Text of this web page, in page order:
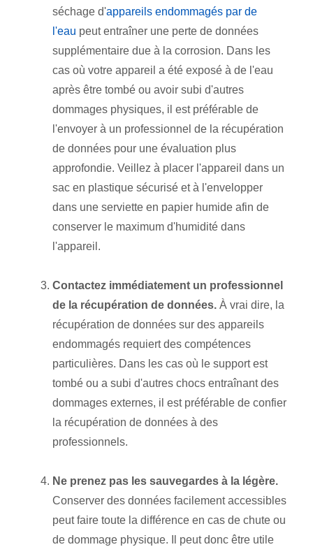
séchage d'appareils endommagés par de
l'eau peut entraîner une perte de données
supplémentaire due à la corrosion. Dans les
cas où votre appareil a été exposé à de l'eau
après être tombé ou avoir subi d'autres
dommages physiques, il est préférable de
l'envoyer à un professionnel de la récupération
de données pour une évaluation plus
approfondie. Veillez à placer l'appareil dans un
sac en plastique sécurisé et à l'envelopper
dans une serviette en papier humide afin de
conserver le maximum d'humidité dans
l'appareil.
Contactez immédiatement un professionnel
de la récupération de données. À vrai dire, la
récupération de données sur des appareils
endommagés requiert des compétences
particulières. Dans les cas où le support est
tombé ou a subi d'autres chocs entraînant des
dommages externes, il est préférable de confier
la récupération de données à des
professionnels.
Ne prenez pas les sauvegardes à la légère.
Conserver des données facilement accessibles
peut faire toute la différence en cas de chute ou
de dommage physique. Il peut donc être utile